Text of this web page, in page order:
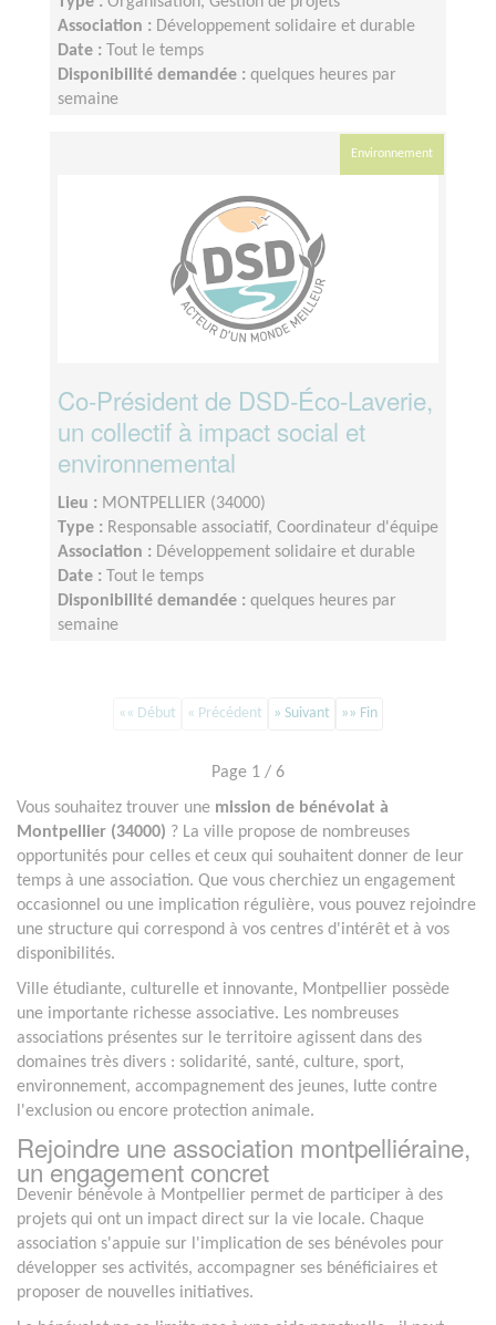
Association : Développement solidaire et durable
Date :
Tout le temps
Disponibilité demandée : quelques heures par
semaine
Environnement
Co-Président de DSD-Éco-Laverie,
un collectif à impact social et
environnemental
Lieu : MONTPELLIER (34000)
Type : Responsable associatif, Coordinateur d'équipe
Association : Développement solidaire et durable
Date :
Tout le temps
Disponibilité demandée : quelques heures par
semaine
«« Début « Précédent » Suivant »» Fin
Page 1 / 6
Vous souhaitez trouver une mission de bénévolat à
Montpellier (34000) ? La ville propose de nombreuses
opportunités pour celles et ceux qui souhaitent donner de leur
temps à une association. Que vous cherchiez un engagement
occasionnel ou une implication régulière, vous pouvez rejoindre
une structure qui correspond à vos centres d'intérêt et à vos
disponibilités.
Ville étudiante, culturelle et innovante, Montpellier possède
une importante richesse associative. Les nombreuses
associations présentes sur le territoire agissent dans des
domaines très divers : solidarité, santé, culture, sport,
environnement, accompagnement des jeunes, lutte contre
l'exclusion ou encore protection animale.
Rejoindre une association montpelliéraine,
un engagement concret
Devenir bénévole à Montpellier permet de participer à des
projets qui ont un impact direct sur la vie locale. Chaque
association s'appuie sur l'implication de ses bénévoles pour
développer ses activités, accompagner ses bénéficiaires et
proposer de nouvelles initiatives.